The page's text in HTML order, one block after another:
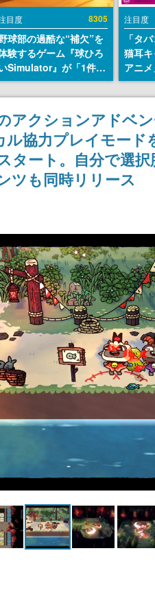
目度 8305
球部の過酷な“補欠”を
験するゲーム『球ひろ
Simulator』が「1件」
ウィッシュリストをも
にチェコ語に対応し
SNSで話題に。『キング
ム・カム』開発元やチ
コのプロ野球選手から
賛の声
注目度
「タ
猫耳
アニ
から
の使
めて
す
アクションアドベ
協力プレイモード
タート。自分で選
ツも同時リリース